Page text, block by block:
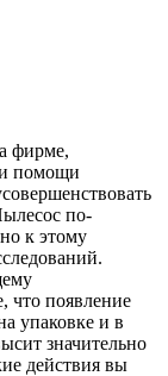
фирме,
помощи
по-
к этому
что появление
упаковке и в
значительно
действия вы